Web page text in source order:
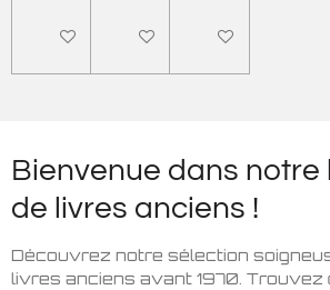
Ajouter au panier
Épuisé Ajouter au
Bienvenue dans notre
de livres anciens !
Découvrez notre sélection
livres anciens avant 1970. Trouvez